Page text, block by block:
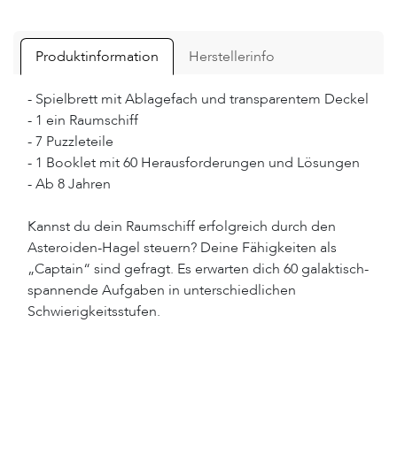
Produktinformation Herstellerinfo
- Spielbrett mit Ablagefach und transparentem Deckel
- 1 ein Raumschiff
- 7 Puzzleteile
- 1 Booklet mit 60 Herausforderungen und Lösungen
- Ab 8 Jahren
Kannst du dein Raumschiff erfolgreich durch den
Asteroiden-Hagel steuern? Deine Fähigkeiten als
„Captain“ sind gefragt. Es erwarten dich 60 galaktisch-
spannende Aufgaben in unterschiedlichen
Schwierigkeitsstufen.